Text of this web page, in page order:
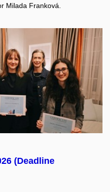
Milada Franková.
(Deadline